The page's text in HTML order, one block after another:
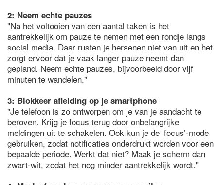
2: Neem echte pauzes
"Na het voltooien van een aantal taken is het
aantrekkelijk om pauze te nemen met een rondje langs
social media. Daar rusten je hersenen niet van uit en het
zorgt ervoor dat je vaak langer pauze neemt dan
gepland. Neem echte pauzes, bijvoorbeeld door vijf
minuten te wandelen."
3: Blokkeer afleiding op je smartphone
"Je telefoon is zo ontworpen om je van je aandacht te
beroven. Krijg je focus terug door onbelangrijke
meldingen uit te schakelen. Ook kun je de ‘focus’-mode
gebruiken, zodat notificaties onderdrukt worden voor een
bepaalde periode. Werkt dat niet? Maak je scherm dan
zwart-wit, zodat het nog minder aantrekkelijk wordt."